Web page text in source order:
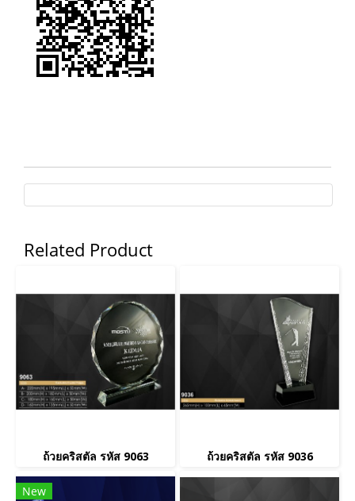
Related Product
ถ้วยคริสตัล รหัส 9063 ถ้วยคริสตัล รหัส 9036
New